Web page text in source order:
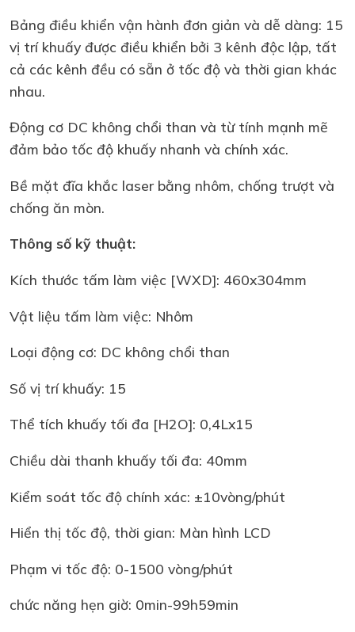
Bảng điều khiển vận hành đơn giản và dễ dàng: 15
vị trí khuấy được điều khiển bởi 3 kênh độc lập, tất
cả các kênh đều có sẵn ở tốc độ và thời gian khác
nhau.
Động cơ DC không chổi than và từ tính mạnh mẽ
đảm bảo tốc độ khuấy nhanh và chính xác.
Bề mặt đĩa khắc laser bằng nhôm, chống trượt và
chống ăn mòn.
Thông số kỹ thuật:
Kích thước tấm làm việc [WXD]: 460x304mm
Vật liệu tấm làm việc: Nhôm
Loại động cơ: DC không chổi than
Số vị trí khuấy: 15
Thể tích khuấy tối đa [H2O]: 0,4Lx15
Chiều dài thanh khuấy tối đa: 40mm
Kiểm soát tốc độ chính xác: ±10vòng/phút
Hiển thị tốc độ, thời gian: Màn hình LCD
Phạm vi tốc độ: 0-1500 vòng/phút
chức năng hẹn giờ: 0min-99h59min